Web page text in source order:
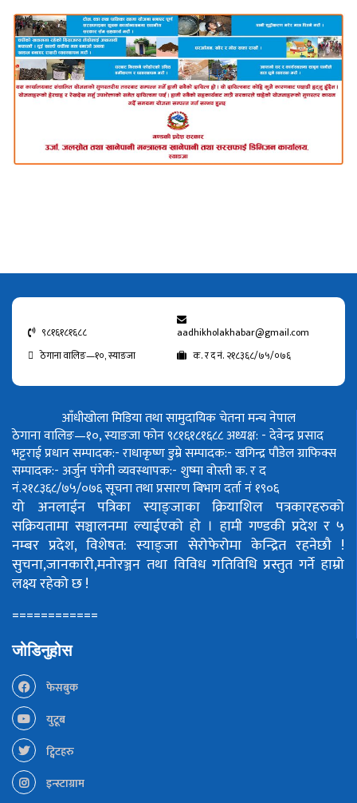
९८१६१८१६८८
aadhikholakhabar@gmail.com
ठेगाना वालिङ—१०, स्याङजा
क. र द नं. २१८३६८/७५/०७६
आँधीखोला मिडिया तथा सामुदायिक चेतना मन्च नेपाल
ठेगाना वालिङ—१०, स्याङजा फोन ९८१६१८१६८८अध्यक्ष: - देवेन्द्र प्रसाद
भट्टराईप्रधान सम्पादक:- राधाकृष्ण डुम्रेसम्पादक:- खगिन्द्र पौडेलग्राफिक्स
सम्पादक:- अर्जुन पंगेनीव्यवस्थापक:- शुष्मा वोस्तीक. र द
नं.२१८३६८/७५/०७६सूचना तथा प्रसारण बिभाग दर्ता नं १९०६
यो अनलाईन पत्रिका स्याङ्जाका क्रियाशिल पत्रकारहरुको
सक्रियतामा सञ्चालनमा ल्याईएको हो । हामी गण्डकी प्रदेश र ५
नम्बर प्रदेश, विशेषत: स्याङ्जा सेरोफेरोमा केन्द्रित रहनेछौ !
सुचना,जानकारी,मनोरञ्जन तथा विविध गतिविधि प्रस्तुत गर्ने हाम्रो
लक्ष्य रहेको छ !
============
जोडिनुहोस
फेसबुक
युटूब
ट्विटहरु
इन्स्टाग्राम